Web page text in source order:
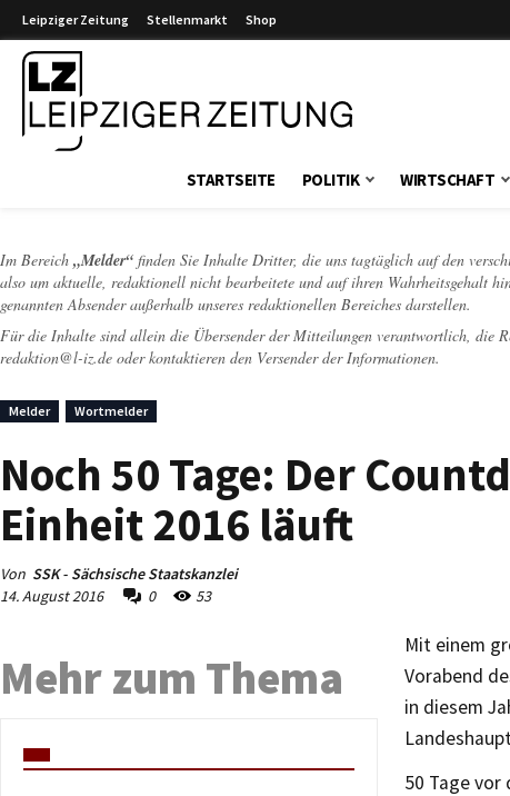
Leipziger Zeitung Stellenmarkt Shop
STARTSEITE POLITIK WIRTSCHAFT
Im Bereich „Melder“ finden Sie Inhalte Dritter, die uns tagtäglich auf den
also um aktuelle, redaktionell nicht bearbeitete und auf ihren Wahrheitsgehalt
genannten Absender außerhalb unseres redaktionellen Bereiches darstellen.
Für die Inhalte sind allein die Übersender der Mitteilungen verantwortlich, die
redaktion@l-iz.de oder kontaktieren den Versender der Informationen.
Melder Wortmelder
Noch 50 Tage: Der
Einheit 2016 läuft
Von SSK - Sächsische Staatskanzlei
14. August 2016
0 53
Mit einem
Vorabend
in diesem
50 Tage
Mehr zum Thema